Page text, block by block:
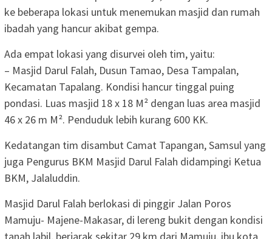
ke beberapa lokasi untuk menemukan masjid dan rumah
ibadah yang hancur akibat gempa.
Ada empat lokasi yang disurvei oleh tim, yaitu:
– Masjid Darul Falah, Dusun Tamao, Desa Tampalan,
Kecamatan Tapalang. Kondisi hancur tinggal puing
pondasi. Luas masjid 18 x 18 M² dengan luas area masjid
46 x 26 m M². Penduduk lebih kurang 600 KK.
Kedatangan tim disambut Camat Tapangan, Samsul yang
juga Pengurus BKM Masjid Darul Falah didampingi Ketua
BKM, Jalaluddin.
Masjid Darul Falah berlokasi di pinggir Jalan Poros
Mamuju- Majene-Makasar, di lereng bukit dengan kondisi